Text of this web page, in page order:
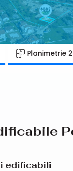
Planimetrie 2
edificabili